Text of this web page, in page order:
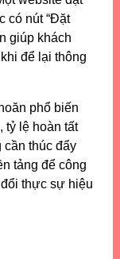
có nút “Đặt
giúp khách
để lại thông
phổ biến
tỷ lệ hoàn tất
cần thúc đẩy
tảng để công
thực sự hiệu